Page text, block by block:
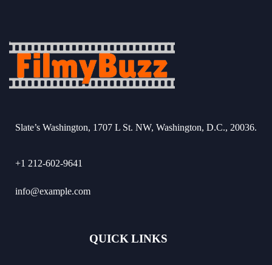
Slate’s Washington, 1707 L St. NW, Washington, D.C., 20036.
+1 212-602-9641
info@example.com
QUICK LINKS